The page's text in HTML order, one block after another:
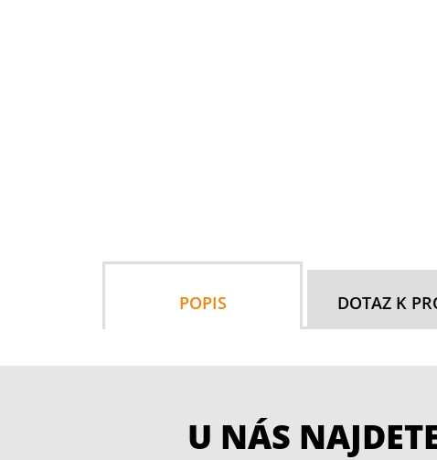
POPIS DOTAZ K
U NÁS